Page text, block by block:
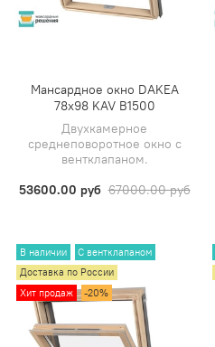
Мансардное окно DAKEA
78х98 KAV B1500
Двухкамерное
среднеповоротное окно с
вентклапаном.
53600.00 руб 67000.00 руб
В наличии
С вентклапаном
Доставка по России
Хит продаж
-20%